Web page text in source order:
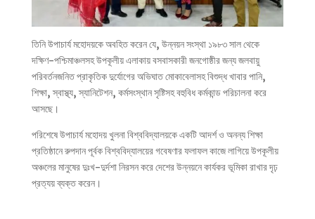
তিনি উপাচার্য মহোদয়কে অবহিত করেন যে, উন্নয়ন সংস্থা ১৯৮৩ সাল থেকে
দক্ষিণ-পশ্চিমাঞ্চলসহ উপকূলীয় এলাকায় বসবাসকারী জনগোষ্ঠীর জন্য জলবায়ু
পরিবর্তনজনিত প্রাকৃতিক দুর্যোগের অভিঘাত মোকাবেলাসহ বিশুদ্ধ খাবার পানি,
শিক্ষা, স্বাস্থ্য, স্যানিটেশন, কর্মসংস্থান সৃষ্টিসহ বহুবিধ কর্মকান্ড পরিচালনা করে
আসছে।
পরিশেষে উপাচার্য মহোদয় খুলনা বিশ্ববিদ্যালয়কে একটি আদর্শ ও অনন্য শিক্ষা
প্রতিষ্ঠানে রুপদান পূর্বক বিশ্ববিদ্যালয়ের গবেষণার ফলাফল কাজে লাগিয়ে উপকূলীয়
অঞ্চলের মানুষের দুঃখ-দুর্দশা নিরসন করে দেশের উন্নয়নে কার্যকর ভূমিকা রাখার দৃঢ়
প্রত্যয় ব্যক্ত করেন।